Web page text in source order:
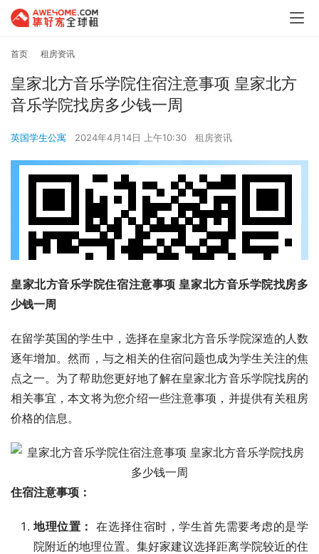
首页 租房资讯
皇家北方音乐学院住宿注意事项 皇家北方
音乐学院找房多少钱一周
英国学生公寓 2024年4月14日 上午10:30 租房资讯
皇家北方音乐学院住宿注意事项 皇家北方音乐学院找房多
少钱一周
在留学英国的学生中，选择在皇家北方音乐学院深造的人数
逐年增加。然而，与之相关的住宿问题也成为学生关注的焦
点之一。为了帮助您更好地了解在皇家北方音乐学院找房的
相关事宜，本文将为您介绍一些注意事项，并提供有关租房
价格的信息。
住宿注意事项：
地理位置： 在选择住宿时，学生首先需要考虑的是学
院附近的地理位置。集好家建议选择距离学院较近的住